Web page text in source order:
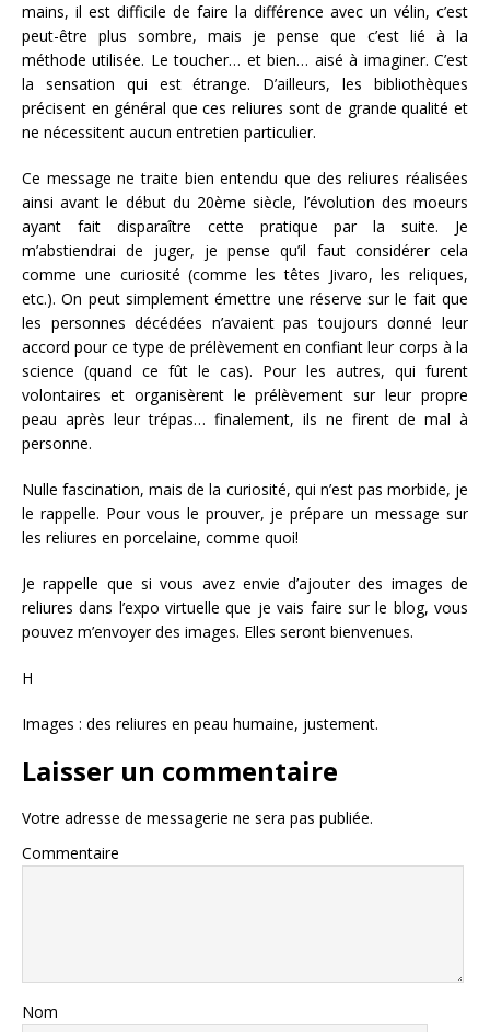
mains, il est difficile de faire la différence avec un vélin, c’est
peut-être plus sombre, mais je pense que c’est lié à la
méthode utilisée. Le toucher… et bien… aisé à imaginer. C’est
la sensation qui est étrange. D’ailleurs, les bibliothèques
précisent en général que ces reliures sont de grande qualité et
ne nécessitent aucun entretien particulier.
Ce message ne traite bien entendu que des reliures réalisées
ainsi avant le début du 20ème siècle, l’évolution des moeurs
ayant fait disparaître cette pratique par la suite. Je
m’abstiendrai de juger, je pense qu’il faut considérer cela
comme une curiosité (comme les têtes Jivaro, les reliques,
etc.). On peut simplement émettre une réserve sur le fait que
les personnes décédées n’avaient pas toujours donné leur
accord pour ce type de prélèvement en confiant leur corps à la
science (quand ce fût le cas). Pour les autres, qui furent
volontaires et organisèrent le prélèvement sur leur propre
peau après leur trépas… finalement, ils ne firent de mal à
personne.
Nulle fascination, mais de la curiosité, qui n’est pas morbide, je
le rappelle. Pour vous le prouver, je prépare un message sur
les reliures en porcelaine, comme quoi!
Je rappelle que si vous avez envie d’ajouter des images de
reliures dans l’expo virtuelle que je vais faire sur le blog, vous
pouvez m’envoyer des images. Elles seront bienvenues.
H
Images : des reliures en peau humaine, justement.
Laisser un commentaire
Votre adresse de messagerie ne sera pas publiée.
Commentaire
Nom